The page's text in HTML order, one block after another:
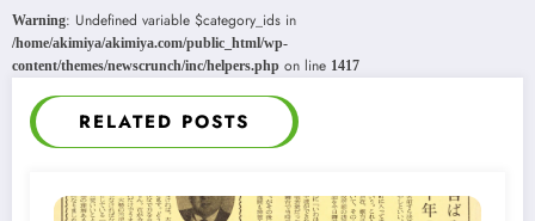
Warning: Undefined variable $category_ids in
/home/akimiya/akimiya.com/public_html/wp-
content/themes/newscrunch/inc/helpers.php on line 1417
RELATED POSTS